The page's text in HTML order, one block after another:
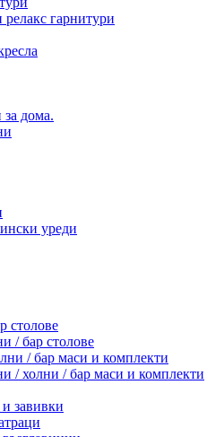
гарнитури
дома.
уреди
столове
/ бар столове
/ бар маси и комплекти
/ холни / бар маси и комплекти
завивки